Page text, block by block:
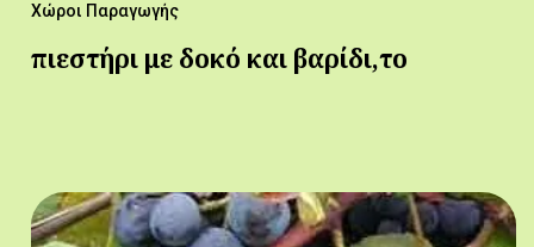
Χώροι Παραγωγής
πιεστήρι με δοκό και βαρίδι,το